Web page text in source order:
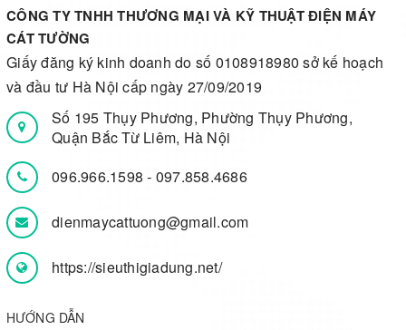
CÔNG TY TNHH THƯƠNG MẠI VÀ KỸ THUẬT ĐIỆN MÁY
CÁT TƯỜNG
Giấy đăng ký kinh doanh do số 0108918980 sở kế hoạch
và đầu tư Hà Nội cấp ngày 27/09/2019
Số 195 Thụy Phương, Phường Thụy Phương,
Quận Bắc Từ Liêm, Hà Nội
096.966.1598- 097.858.4686
dienmaycattuong@gmail.com
https://sieuthigiadung.net/
HƯỚNG DẪN